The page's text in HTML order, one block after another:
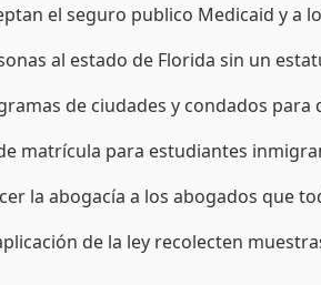
el seguro publico Medicaid y
al estado de Florida sin un
de ciudades y condados
matrícula para estudiantes
la abogacía a los abogados que
de la ley recolecten